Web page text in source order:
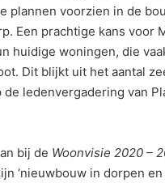
plannen voorzien in de
Een prachtige kans voor
huidige woningen, die
Dit blijkt uit het aantal
ledenvergadering van
bij de Woonvisie 2020 –
‘nieuwbouw in dorpen en